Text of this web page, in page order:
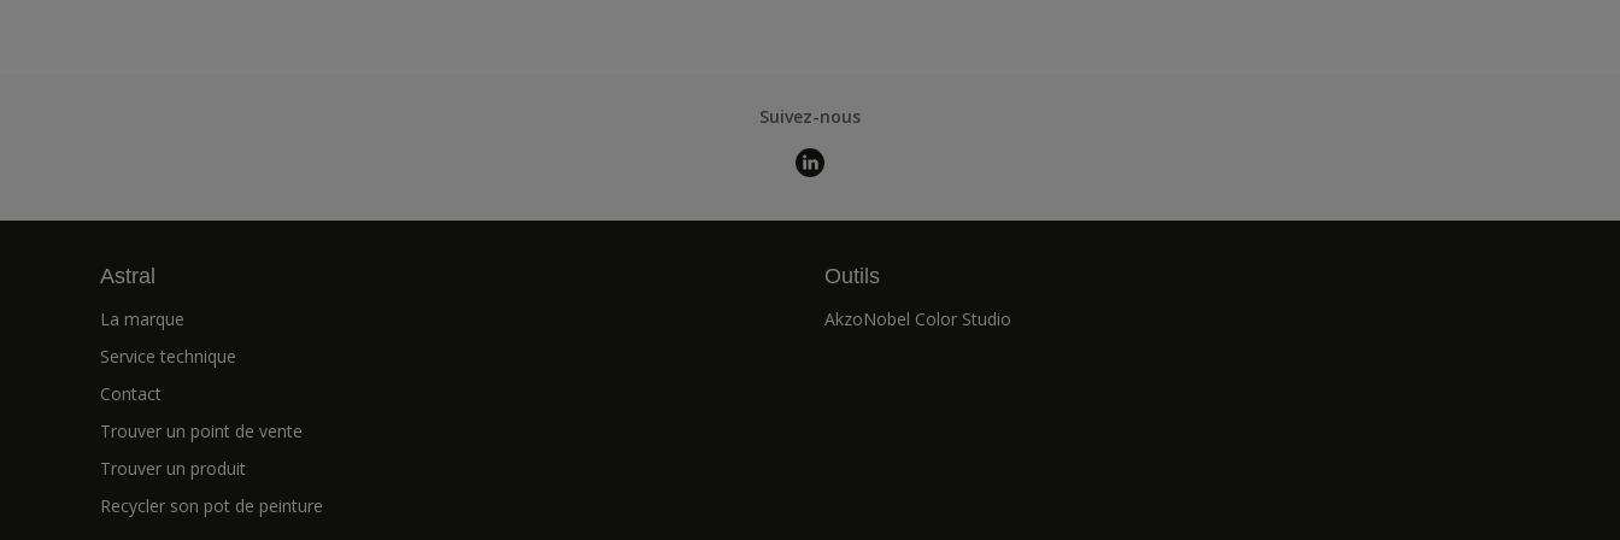
Suivez-nous
Astral
La marque
Service technique
Contact
Trouver un point de vente
Trouver un produit
Recycler son pot de peinture
Outils
AkzoNobel Color Studio